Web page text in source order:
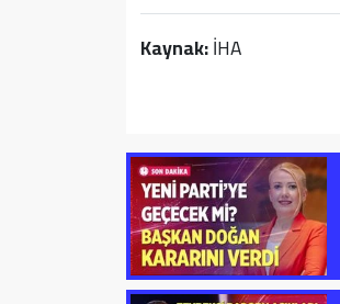
Kaynak:İHA